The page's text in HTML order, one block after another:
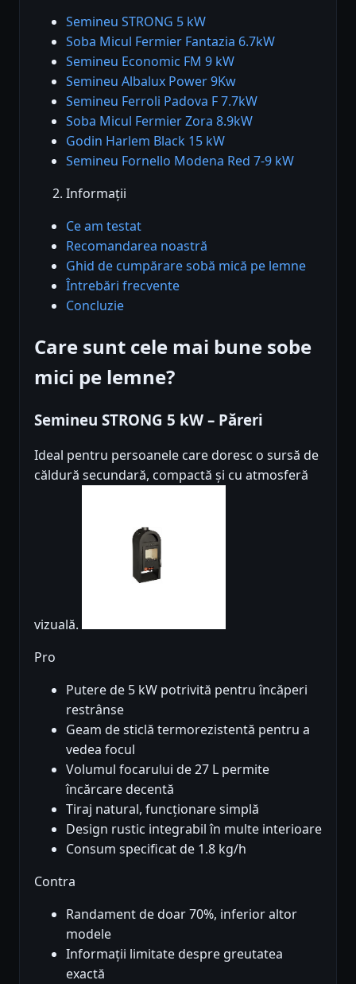
Semineu STRONG 5 kW
Soba Micul Fermier Fantazia 6.7kW
Semineu Economic FM 9 kW
Semineu Albalux Power 9Kw
Semineu Ferroli Padova F 7.7kW
Soba Micul Fermier Zora 8.9kW
Godin Harlem Black 15 kW
Semineu Fornello Modena Red 7-9 kW
Informații
Ce am testat
Recomandarea noastră
Ghid de cumpărare sobă mică pe lemne
Întrebări frecvente
Concluzie
Care sunt cele mai bune sobe
mici pe lemne?
Semineu STRONG 5 kW – Păreri
Ideal pentru persoanele care doresc o sursă de
căldură secundară, compactă și cu atmosferă
vizuală.
Pro
Putere de 5 kW potrivită pentru încăperi
restrânse
Geam de sticlă termorezistentă pentru a
vedea focul
Volumul focarului de 27 L permite
încărcare decentă
Tiraj natural, funcționare simplă
Design rustic integrabil în multe interioare
Consum specificat de 1.8 kg/h
Contra
Randament de doar 70%, inferior altor
modele
Informații limitate despre greutatea
exactă